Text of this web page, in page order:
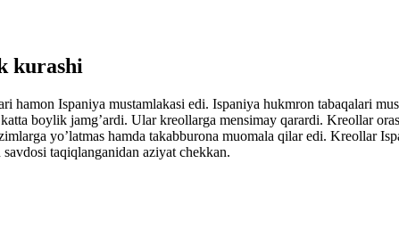
kurashi
Ispaniya mustamlakasi edi. Ispaniya hukmron tabaqalari
boylik jamg’ardi. Ular kreollarga mensimay qarardi. Kreollar
yo’latmas hamda takabburona muomala qilar edi. Kreollar
taqiqlanganidan aziyat chekkan.